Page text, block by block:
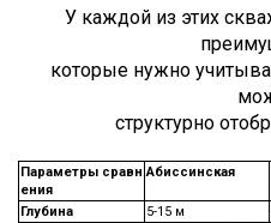
У каждой из этих
которые нужно
структурно
Параметры сравн
ения
Абиссинская
Глубина 5-15 м